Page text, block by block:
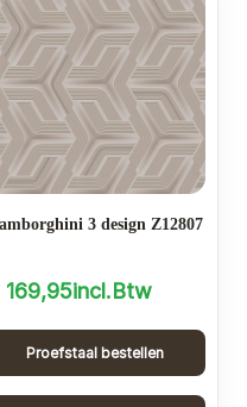
3 design Z12807
169,95incl.Btw
Proefstaal bestellen